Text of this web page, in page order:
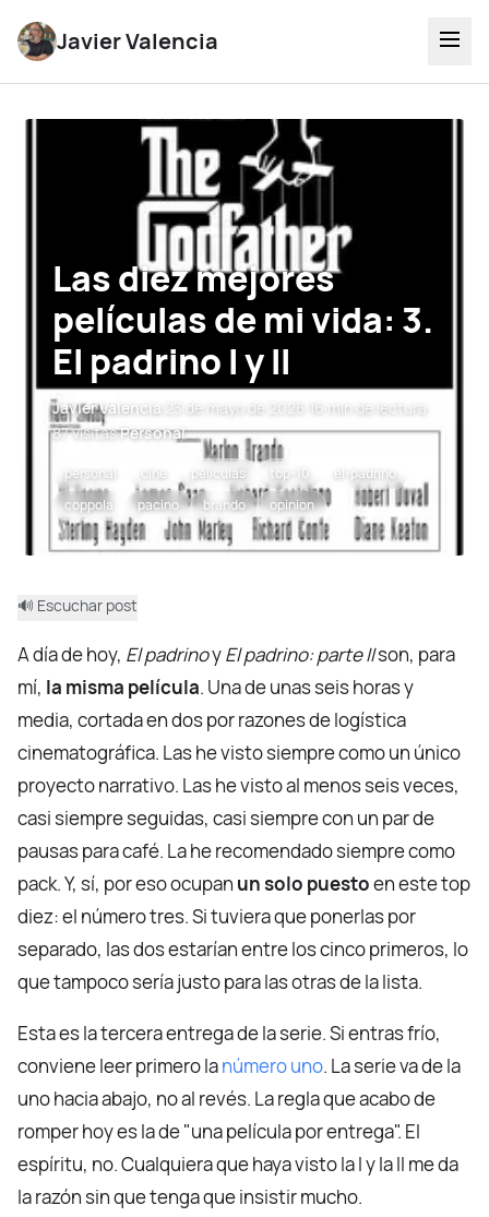
Javier Valencia
Las diez mejores
películas de mi vida: 3.
El padrino I y II
Javier Valencia· 23 de mayo de 2026 16 min de lectura
87 visitas·Personal
personal cine peliculas top-10
el-padrino
coppola
pacino brando opinion
🔊 Escuchar post
A día de hoy, El padrinoyEl padrino: parte IIson, para
mí, la misma película. Una de unas seis horas y
media, cortada en dos por razones de logística
cinematográfica. Las he visto siempre como un único
proyecto narrativo. Las he visto al menos seis veces,
casi siempre seguidas, casi siempre con un par de
pausas para café. La he recomendado siempre como
pack. Y, sí, por eso ocupan un solo puestoen este top
diez: el número tres. Si tuviera que ponerlas por
separado, las dos estarían entre los cinco primeros, lo
que tampoco sería justo para las otras de la lista.
Esta es la tercera entrega de la serie. Si entras frío,
conviene leer primero lanúmero uno. La serie va de la
uno hacia abajo, no al revés. La regla que acabo de
romper hoy es la de "una película por entrega". El
espíritu, no. Cualquiera que haya visto la I y la II me da
la razón sin que tenga que insistir mucho.